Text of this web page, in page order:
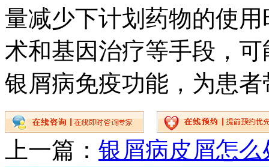
量减少下计划药物的使
术和基因治疗等手段，
银屑病免疫功能，为患
上一篇： 银屑病皮屑怎么